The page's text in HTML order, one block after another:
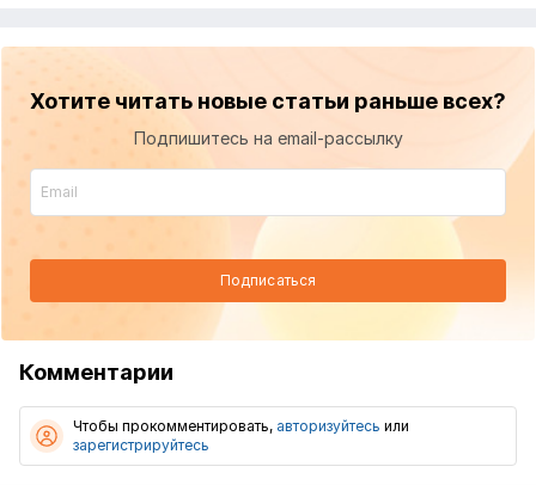
Хотите читать новые статьи раньше всех?
Подпишитесь на email-рассылку
Подписаться
Комментарии
Чтобы прокомментировать, авторизуйтесь или
зарегистрируйтесь